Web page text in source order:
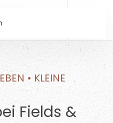
• KLEINE
Fields &